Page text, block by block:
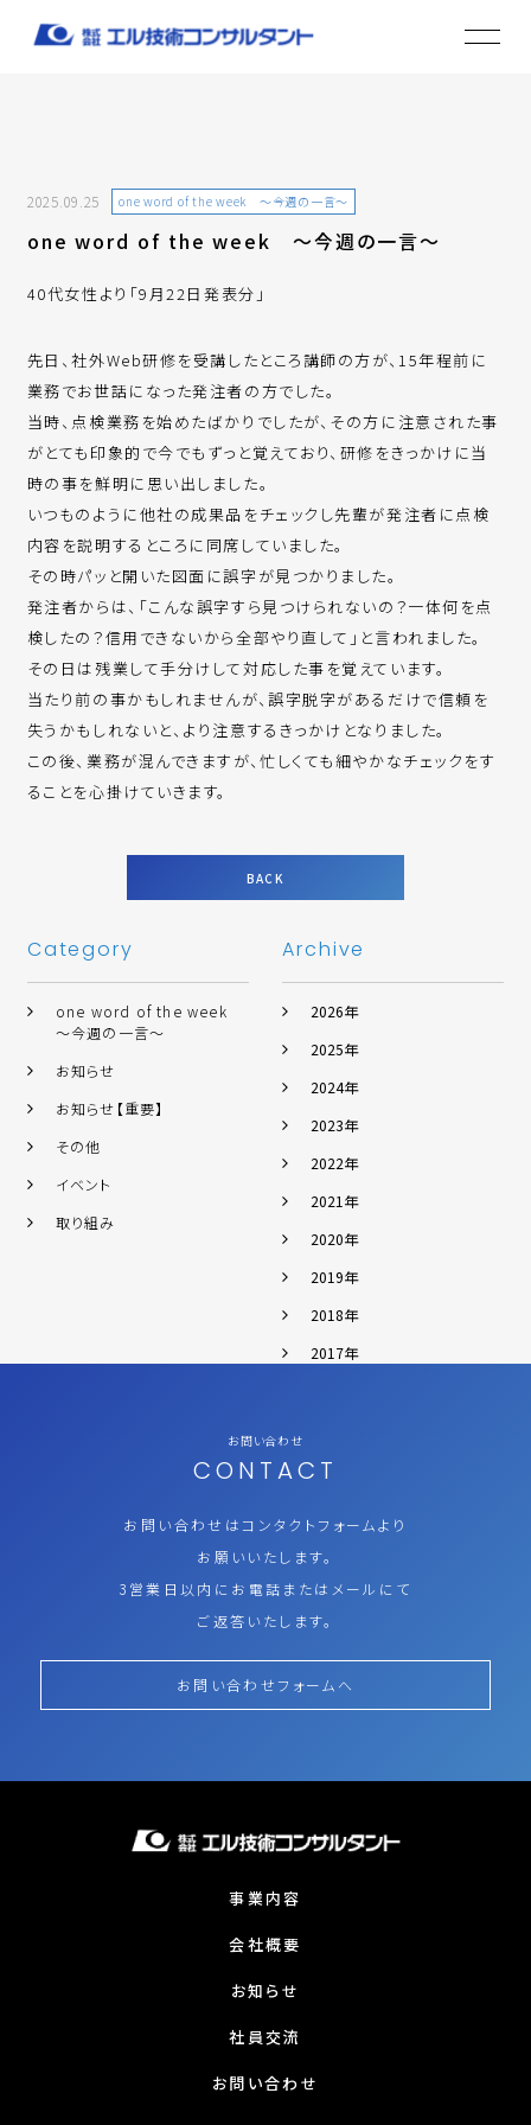
2025.09.25 one word of the week ～今週の一言～
one word of the week ～今週の一言～
40代女性より「9月22日発表分」
先日、社外Web研修を受講したところ講師の方が、15年程前に
業務でお世話になった発注者の方でした。
当時、点検業務を始めたばかりでしたが、その方に注意された事
がとても印象的で今でもずっと覚えており、研修をきっかけに当
時の事を鮮明に思い出しました。
いつものように他社の成果品をチェックし先輩が発注者に点検
内容を説明するところに同席していました。
その時パッと開いた図面に誤字が見つかりました。
発注者からは、「こんな誤字すら見つけられないの？一体何を点
検したの？信用できないから全部やり直して」と言われました。
その日は残業して手分けして対応した事を覚えています。
当たり前の事かもしれませんが、誤字脱字があるだけで信頼を
失うかもしれないと、より注意するきっかけとなりました。
この後、業務が混んできますが、忙しくても細やかなチェックをす
ることを心掛けていきます。
BACK
Category
one word of the week
～今週の一言～
お知らせ
お知らせ【重要】
その他
イベント
取り組み
Archive
2026年
2025年
2024年
2023年
2022年
2021年
2020年
2019年
2018年
2017年
お問い合わせ
CONTACT
お問い合わせはコンタクトフォームより
お願いいたします。
3営業日以内にお電話またはメールにて
ご返答いたします。
お問い合わせフォームへ
事業内容
会社概要
お知らせ
社員交流
お問い合わせ